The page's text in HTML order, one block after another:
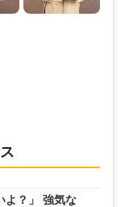
よ？」 強気な